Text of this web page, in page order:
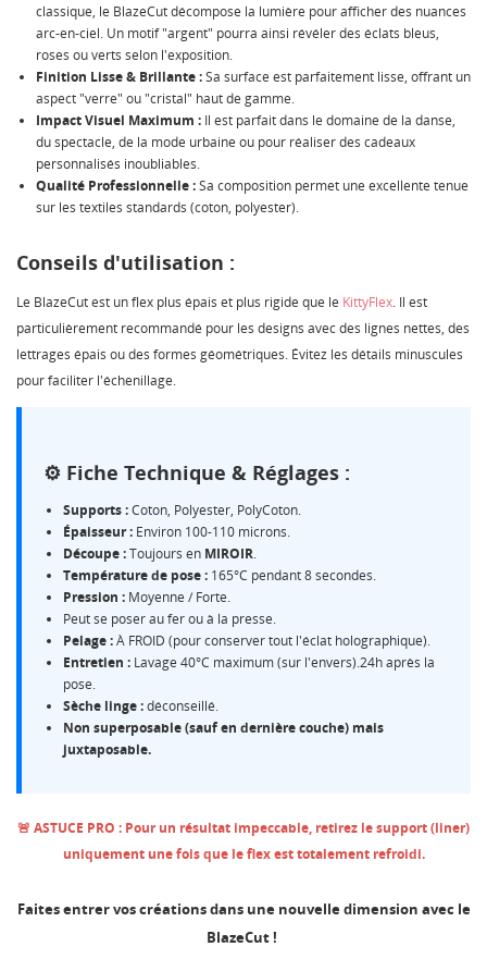
classique, le BlazeCut décompose la lumière pour afficher des nuances
arc-en-ciel. Un motif "argent" pourra ainsi révéler des éclats bleus,
roses ou verts selon l'exposition.
Finition Lisse & Brillante :Sa surface est parfaitement lisse, offrant un
aspect "verre" ou "cristal" haut de gamme.
Impact Visuel Maximum : Il est parfait dans le domaine de la danse,
du spectacle, de la mode urbaine ou pour réaliser des cadeaux
personnalisés inoubliables.
Qualité Professionnelle :Sa composition permet une excellente tenue
sur les textiles standards (coton, polyester).
Conseils d'utilisation :
Le BlazeCut est un flex plus épais et plus rigide que le KittyFlex. Il est
particulièrement recommandé pour les designs avec des lignes nettes, des
lettrages épais ou des formes géométriques. Évitez les détails minuscules
pour faciliter l'échenillage.
⚙️ Fiche Technique & Réglages :
Supports :Coton, Polyester, PolyCoton.
Épaisseur : Environ 100-110 microns.
Découpe :Toujours en MIROIR.
Température de pose : 165°C pendant 8 secondes.
Pression : Moyenne / Forte.
Peut se poser au fer ou à la presse.
Pelage :À FROID (pour conserver tout l'éclat holographique).
Entretien : Lavage 40°C maximum (sur l'envers).24h après la
pose.
Sèche linge :déconseillé.
Non superposable (sauf en dernière couche) mais
juxtaposable.
🚨 ASTUCE PRO : Pour un résultat impeccable, retirez le support (liner)
uniquement une fois que le flex est totalement refroidi.
Faites entrer vos créations dans une nouvelle dimension avec le
BlazeCut !